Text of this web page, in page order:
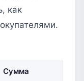
как
Сумма